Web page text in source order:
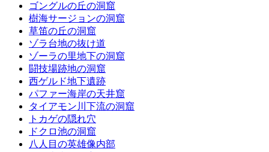
ゴングルの丘の洞窟
樹海サージョンの洞窟
草笛の丘の洞窟
ゾラ台地の抜け道
ゾーラの里地下の洞窟
闘技場跡地の洞窟
西ゲルド地下遺跡
パファー海岸の天井窟
タイアモン川下流の洞窟
トカゲの隠れ穴
ドクロ池の洞窟
八人目の英雄像内部